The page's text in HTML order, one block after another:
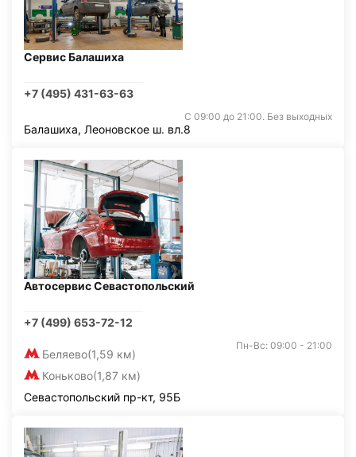
Сервис Балашиха
+7 (495) 431-63-63
С 09:00 до 21:00. Без выходных
Балашиха, Леоновское ш. вл.8
Автосервис Севастопольский
+7 (499) 653-72-12
Беляево(1,59 км)
Коньково(1,87 км)
Пн-Вс: 09:00 - 21:00
Севастопольский пр-кт, 95Б